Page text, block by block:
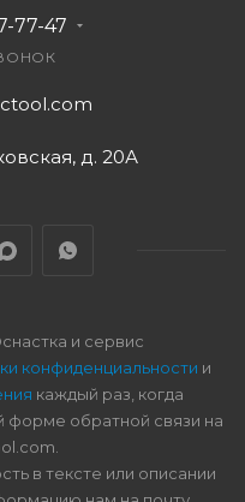
77-47
д. 20А
и сервис
конфиденциальности и
каждый раз, когда
форме обратной связи на
в тексте или описании